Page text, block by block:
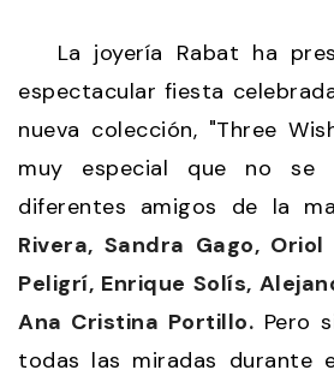
La joyería Rabat ha
espectacular fiesta
nueva colección, "Three
muy especial que no se
diferentes amigos de la
Rivera, Sandra Gago, Oriol
Peligrí, Enrique Solís,
Ana Cristina Portillo. Pero
todas las miradas durante